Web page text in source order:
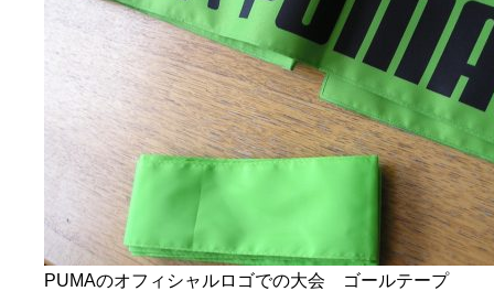
PUMAのオフィシャルロゴでの大会 ゴールテープ